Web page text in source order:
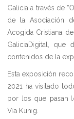
Galicia a través de
de la Asociación
Acogida Cristiana
GaliciaDigital,
contenidos de la
Esta exposición
2021 ha visitado
por los que pasan
Vía Kunig.